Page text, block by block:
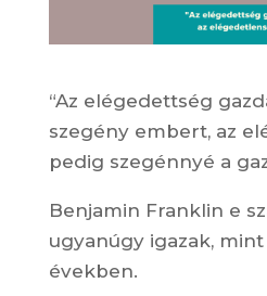
“Az elégedettség
szegény embert, az
pedig szegénnyé a
Benjamin Franklin e
ugyanúgy igazak, mint
években.